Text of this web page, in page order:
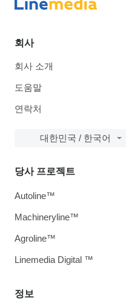
회사
회사 소개
도움말
연락처
대한민국 / 한국어
정보
당사 프로젝트
Autoline™
Machineryline™
Agroline™
Linemedia Digital ™